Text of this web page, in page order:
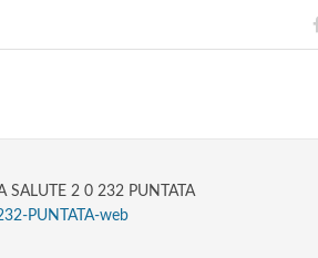
SALUTE 2 0 232 PUNTATA
PUNTATA-web